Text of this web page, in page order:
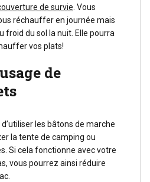
de survie . Vous
réchauffer en journée mais
froid du sol la nuit. Elle pourra
vos plats!
de
les bâtons de marche
la tente de camping ou
Si cela fonctionne avec votre
vous pourrez ainsi réduire